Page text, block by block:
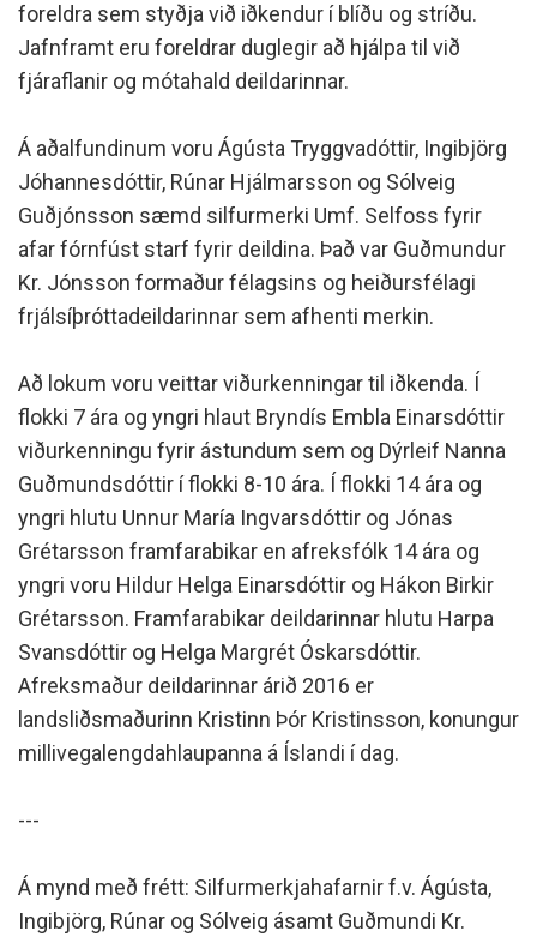
foreldra sem styðja við iðkendur í blíðu og stríðu.
Jafnframt eru foreldrar duglegir að hjálpa til við
fjáraflanir og mótahald deildarinnar.
Á aðalfundinum voru Ágústa Tryggvadóttir, Ingibjörg
Jóhannesdóttir, Rúnar Hjálmarsson og Sólveig
Guðjónsson sæmd silfurmerki Umf. Selfoss fyrir
afar fórnfúst starf fyrir deildina. Það var Guðmundur
Kr. Jónsson formaður félagsins og heiðursfélagi
frjálsíþróttadeildarinnar sem afhenti merkin.
Að lokum voru veittar viðurkenningar til iðkenda. Í
flokki 7 ára og yngri hlaut Bryndís Embla Einarsdóttir
viðurkenningu fyrir ástundum sem og Dýrleif Nanna
Guðmundsdóttir í flokki 8-10 ára. Í flokki 14 ára og
yngri hlutu Unnur María Ingvarsdóttir og Jónas
Grétarsson framfarabikar en afreksfólk 14 ára og
yngri voru Hildur Helga Einarsdóttir og Hákon Birkir
Grétarsson. Framfarabikar deildarinnar hlutu Harpa
Svansdóttir og Helga Margrét Óskarsdóttir.
Afreksmaður deildarinnar árið 2016 er
landsliðsmaðurinn Kristinn Þór Kristinsson, konungur
millivegalengdahlaupanna á Íslandi í dag.
---
Á mynd með frétt: Silfurmerkjahafarnir f.v. Ágústa,
Ingibjörg, Rúnar og Sólveig ásamt Guðmundi Kr.